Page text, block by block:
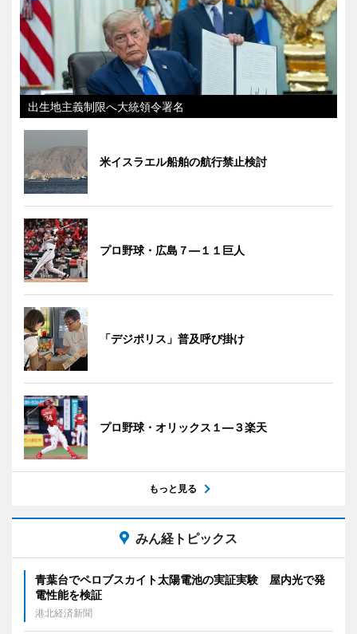
出生地主義制限へ大統領令署名
米イスラエル船舶の航行禁止検討
プロ野球・広島７―１１巨人
「デジポリス」普及呼び掛け
プロ野球・オリックス１―３楽天
もっと見る
みん経トピックス
青葉台でペロブスカイト太陽電池の実証実験 屋内光で発
電性能を検証
港北経済新聞